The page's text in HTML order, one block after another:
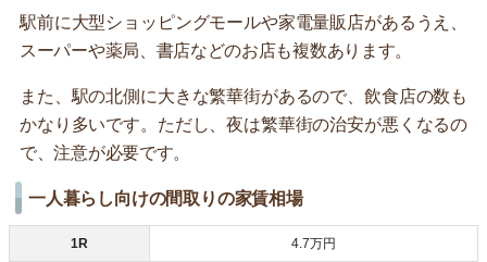
駅前に大型ショッピングモールや家電量販店があるうえ、
スーパーや薬局、書店などのお店も複数あります。
また、駅の北側に大きな繁華街があるので、飲食店の数も
かなり多いです。ただし、夜は繁華街の治安が悪くなるの
で、注意が必要です。
一人暮らし向けの間取りの家賃相場
1R 4.7万円